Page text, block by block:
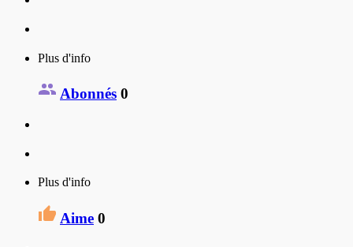
Plus d'info
Abonnés 0
Plus d'info
Aime 0